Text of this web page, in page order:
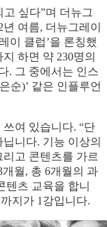
고 싶다”며 더뉴그
여름, 더뉴그레이
이 클럽’을 론칭했
하면 약 230명의
. 그 중에서는 인스
순)’ 같은 인플루언
여 있습니다. “단
니다. 기능 이상의
고 콘텐츠를 가르
월, 총 6개월의 과
텐츠 교육을 합니
지가 1강입니다.